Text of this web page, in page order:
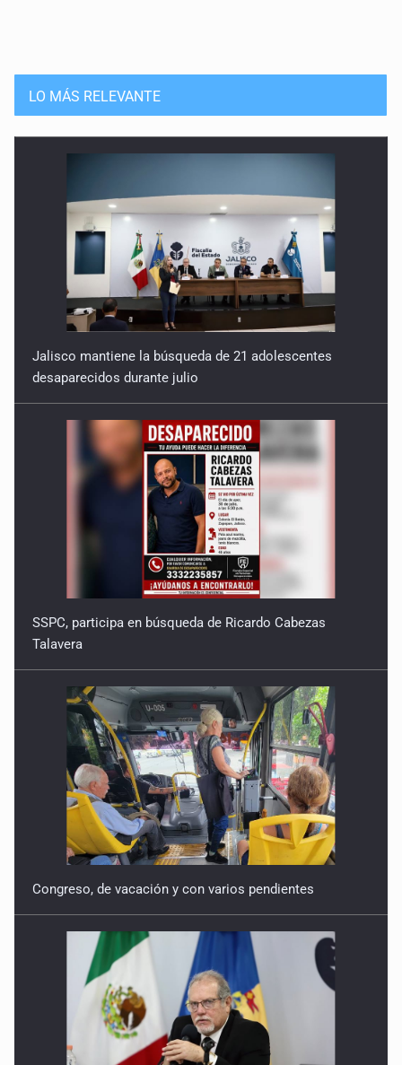
LO MÁS RELEVANTE
Jalisco mantiene la búsqueda de 21 adolescentes
desaparecidos durante julio
SSPC, participa en búsqueda de Ricardo Cabezas
Talavera
Congreso, de vacación y con varios pendientes